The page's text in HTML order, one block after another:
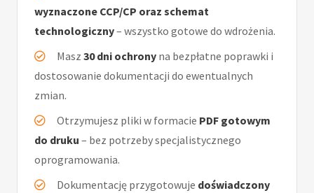
wyznaczone CCP/CP oraz schemat
technologiczny– wszystko gotowe do wdrożenia.
Masz 30 dni ochrony na bezpłatne poprawki i
dostosowanie dokumentacji do ewentualnych
zmian.
Otrzymujesz pliki w formacie PDF gotowym
do druku – bez potrzeby specjalistycznego
oprogramowania.
Dokumentację przygotowuje doświadczony